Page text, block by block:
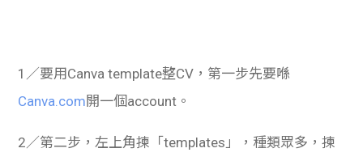
1／要用Canva template整CV，第一步先要喺
Canva.com 開一個account。
2／第二步，左上角揀「templates」，種類眾多，揀